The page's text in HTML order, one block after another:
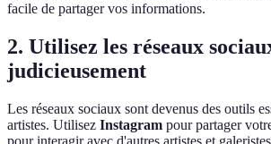
facile de partager vos informations.
2. Utilisez les réseaux
judicieusement
Les réseaux sociaux sont devenus des outils
artistes. Utilisez Instagram pour partager
pour interagir avec d'autres artistes et